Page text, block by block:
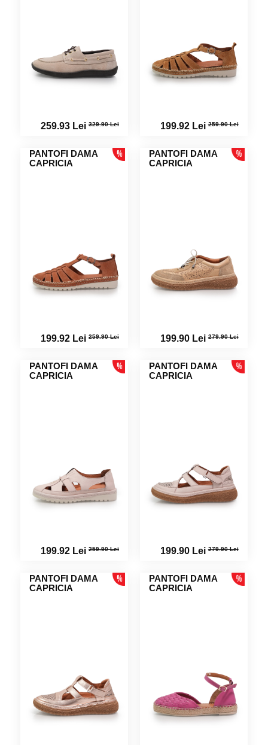
259.93 Lei 329.90 Lei 199.92 Lei259.90 Lei
PANTOFI DAMA
CAPRICIA
199.92 Lei 259.90 Lei
PANTOFI DAMA
CAPRICIA
199.90 Lei279.90 Lei
PANTOFI DAMA
CAPRICIA
199.92 Lei 259.90 Lei
PANTOFI DAMA
CAPRICIA
199.90 Lei279.90 Lei
PANTOFI DAMA
CAPRICIA
PANTOFI DAMA
CAPRICIA